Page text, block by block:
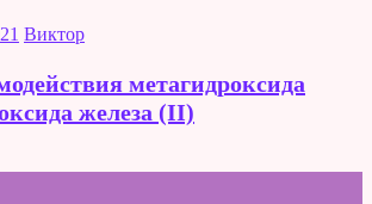
Виктор
метагидроксида
железа (II)